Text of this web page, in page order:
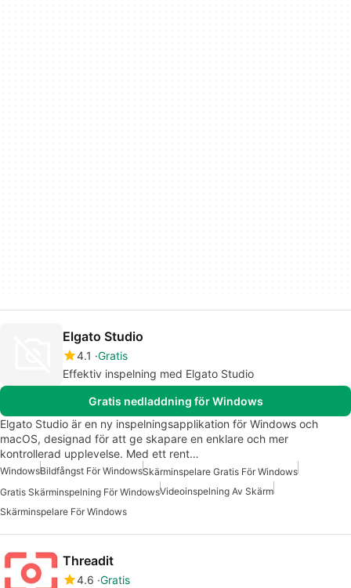
Elgato Studio
4.1 Gratis
Effektiv inspelning med Elgato Studio
Gratis nedladdning för Windows
Elgato Studio är en ny inspelningsapplikation för Windows och
macOS, designad för att ge skapare en enklare och mer
kontrollerad upplevelse. Med ett rent…
WindowsBildfångst För WindowsSkärminspelare Gratis För Windows
Gratis Skärminspelning För WindowsVideoinspelning Av Skärm
Skärminspelare För Windows
Threadit
4.6 Gratis